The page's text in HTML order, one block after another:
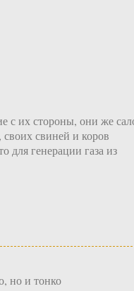
с их стороны, они же
свиней и коров
для генерации газа из
но и тонко